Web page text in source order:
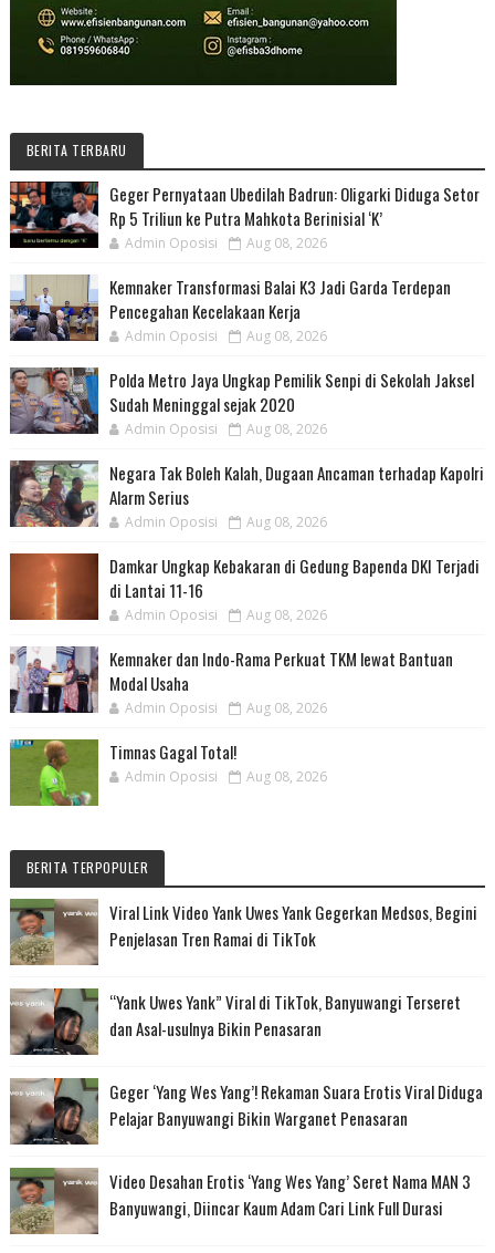
BERITA TERBARU
Geger Pernyataan Ubedilah Badrun: Oligarki Diduga Setor
Rp 5 Triliun ke Putra Mahkota Berinisial ‘K’
Admin Oposisi Aug 08, 2026
Kemnaker Transformasi Balai K3 Jadi Garda Terdepan
Pencegahan Kecelakaan Kerja
Admin Oposisi Aug 08, 2026
Polda Metro Jaya Ungkap Pemilik Senpi di Sekolah Jaksel
Sudah Meninggal sejak 2020
Admin Oposisi Aug 08, 2026
Negara Tak Boleh Kalah, Dugaan Ancaman terhadap Kapolri
Alarm Serius
Admin Oposisi Aug 08, 2026
Damkar Ungkap Kebakaran di Gedung Bapenda DKI Terjadi
di Lantai 11-16
Admin Oposisi Aug 08, 2026
Kemnaker dan Indo-Rama Perkuat TKM lewat Bantuan
Modal Usaha
Admin Oposisi Aug 08, 2026
Timnas Gagal Total!
Admin Oposisi Aug 08, 2026
BERITA TERPOPULER
Viral Link Video Yank Uwes Yank Gegerkan Medsos, Begini
Penjelasan Tren Ramai di TikTok
“Yank Uwes Yank” Viral di TikTok, Banyuwangi Terseret
dan Asal-usulnya Bikin Penasaran
Geger ‘Yang Wes Yang’! Rekaman Suara Erotis Viral Diduga
Pelajar Banyuwangi Bikin Warganet Penasaran
Video Desahan Erotis ‘Yang Wes Yang’ Seret Nama MAN 3
Banyuwangi, Diincar Kaum Adam Cari Link Full Durasi